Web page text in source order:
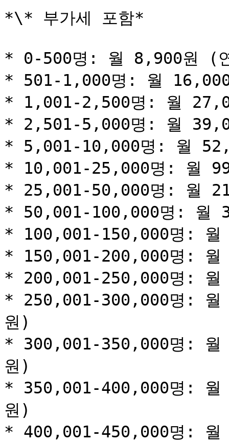
*\* 부가세 포함*
* 0-500명: 월 8,900원 (
* 501-1,000명: 월
* 1,001-2,500명: 월
* 2,501-5,000명: 월
* 5,001-10,000명: 월
* 10,001-25,000명: 월
* 25,001-50,000명: 월
* 50,001-100,000명: 월
* 100,001-150,000명:
* 150,001-200,000명:
* 200,001-250,000명:
* 250,001-300,000명:
원)
* 300,001-350,000명:
원)
* 350,001-400,000명:
원)
* 400,001-450,000명: